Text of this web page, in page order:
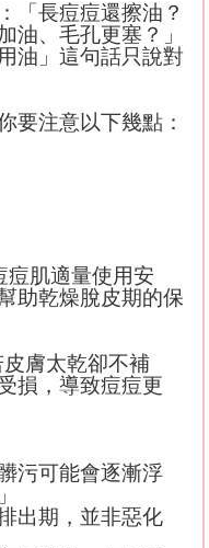
「長痘痘還擦油？
油、毛孔更塞？ 」
油」這句話只說對
要注意以下幾點：
肌適量使用安
助乾燥脫皮期的保
膚太乾卻不補
損，導致痘痘更
污可能會逐漸浮
出期，並非惡化